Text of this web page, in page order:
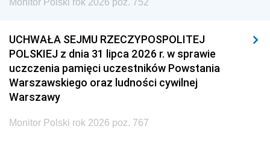
Monitor Polski rok 2026 poz. 752
UCHWAŁA SEJMU RZECZYPOSPOLITEJ
POLSKIEJ z dnia 31 lipca 2026 r. w sprawie
uczczenia pamięci uczestników Powstania
Warszawskiego oraz ludności cywilnej
Warszawy
Monitor Polski rok 2026 poz. 767